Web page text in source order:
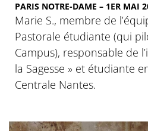
PARIS NOTRE-DAME – 1ER MAI
Marie S., membre de
Pastorale étudiante (qui
Campus), responsable de
la Sagesse » et étudiante
Centrale Nantes.